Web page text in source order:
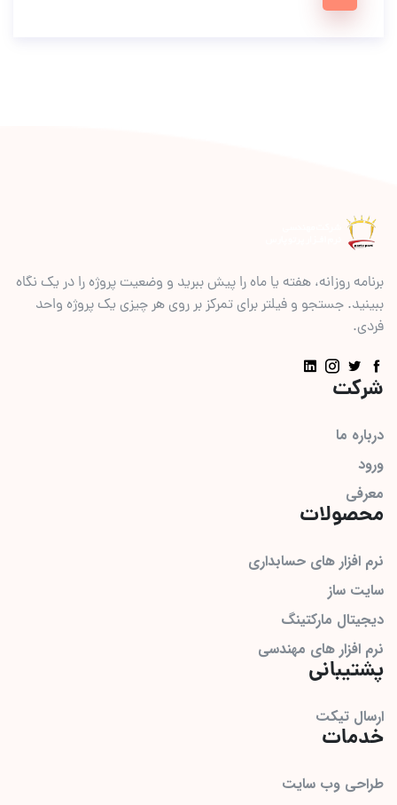
برنامه روزانه، هفته یا ماه را پیش ببرید و وضعیت پروژه را در یک نگاه
ببینید. جستجو و فیلتر برای تمرکز بر روی هر چیزی یک پروژه واحد
فردی.
شرکت
درباره ما
ورود
معرفی
محصولات
نرم افزار های حسابداری
سایت ساز
دیجیتال مارکتینگ
نرم افزار های مهندسی
پشتیبانی
ارسال تیکت
خدمات
طراحی وب سایت